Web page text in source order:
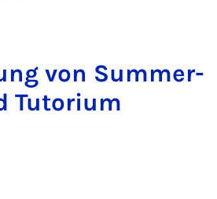
von Sum­mer­
Tu­to­ri­um